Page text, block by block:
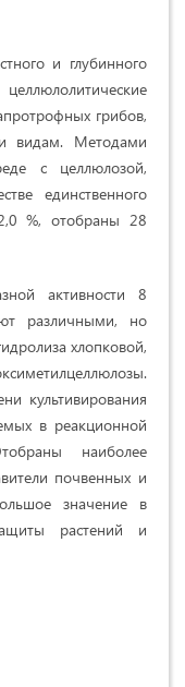
и глубинного
грибов,
видам. Методами
с целлюлозой,
единственного
%, отобраны 28
активности 8
различными, но
хлопковой,
культивирования
в реакционной
наиболее
почвенных и
значение в
растений и